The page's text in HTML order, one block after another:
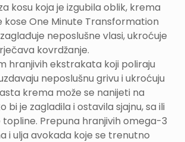
kosu koja je izgubila oblik, krema
kose One Minute Transformation
neposlušne vlasi, ukroćuje
kovrdžanje.
hranjivih ekstrakata koji poliraju
neposlušnu grivu i ukroćuju
krema može se nanijeti na
bi je zagladila i ostavila sjajnu, sa ili
Prepuna hranjivih omega-3
i ulja avokada koje se trenutno